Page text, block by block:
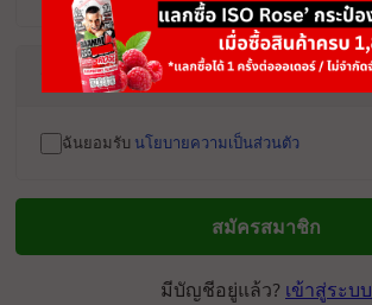
นโยบายความเป็นส่วนตัว
ฉันยอมรับ นโยบายความเป็นส่วนตัว
สมัครสมาชิก
มีบัญชีอยู่แล้ว? เข้าสู่ระบบ